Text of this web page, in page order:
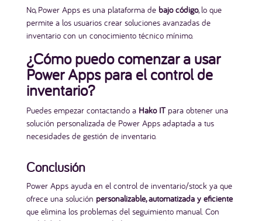
No, Power Apps es una plataforma de bajo código, lo que
permite a los usuarios crear soluciones avanzadas de
inventario con un conocimiento técnico mínimo.
¿Cómo puedo comenzar a usar
Power Apps para el control de
inventario?
Puedes empezar contactando a Hako ITpara obtener una
solución personalizada de Power Apps adaptada a tus
necesidades de gestión de inventario.
Conclusión
Power Apps ayuda en el control de inventario/stock ya que
ofrece una solución personalizable, automatizada y eficiente
que elimina los problemas del seguimiento manual. Con